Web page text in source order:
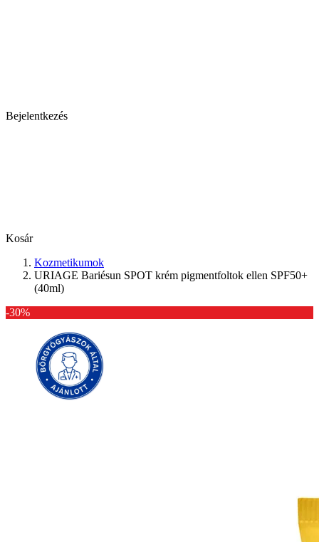
Bejelentkezés
Kosár
Kozmetikumok
URIAGE Bariésun SPOT krém pigmentfoltok ellen SPF50+
(40ml)
-30%